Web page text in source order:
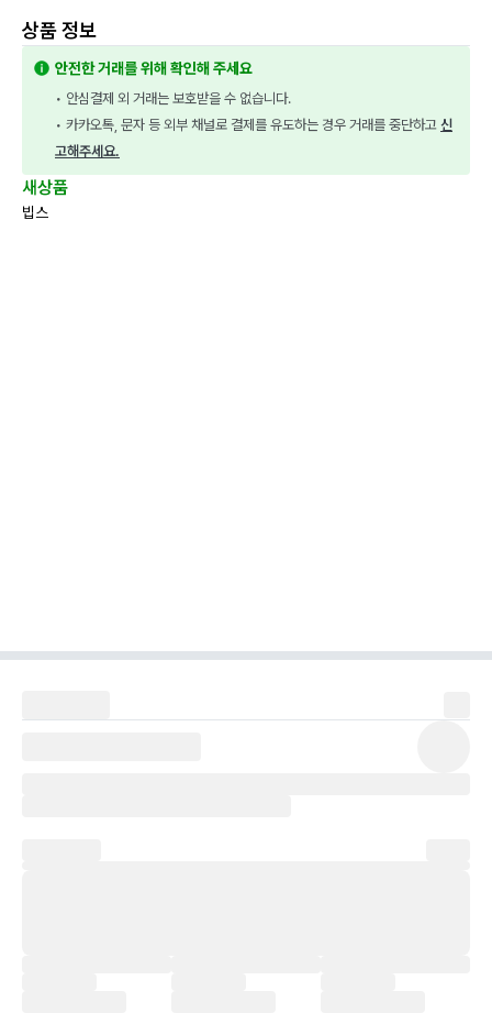
상품 정보
안전한 거래를 위해 확인해 주세요
• 안심결제 외 거래는 보호받을 수 없습니다.
• 카카오톡, 문자 등 외부 채널로 결제를 유도하는 경우 거래를 중단하고 신
고해주세요.
새상품
빕스